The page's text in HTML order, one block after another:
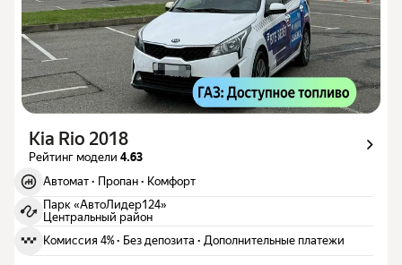
Kia Rio 2018
Рейтинг модели 4.63
Автомат · Пропан · Комфорт
Парк «АвтоЛидер124»
Центральный район
Комиссия 4%· Без депозита · Дополнительные платежи